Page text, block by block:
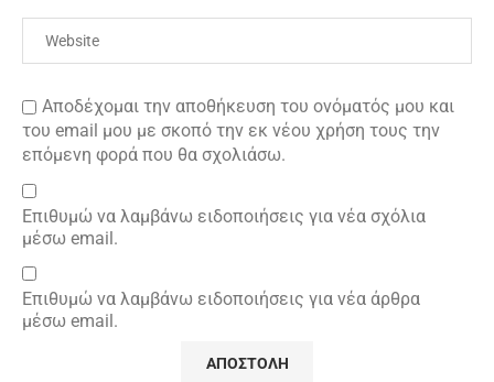
Αποδέχομαι την αποθήκευση του ονόματός μου και
του email μου με σκοπό την εκ νέου χρήση τους την
επόμενη φορά που θα σχολιάσω.
Επιθυμώ να λαμβάνω ειδοποιήσεις για νέα σχόλια
μέσω email.
Επιθυμώ να λαμβάνω ειδοποιήσεις για νέα άρθρα
μέσω email.